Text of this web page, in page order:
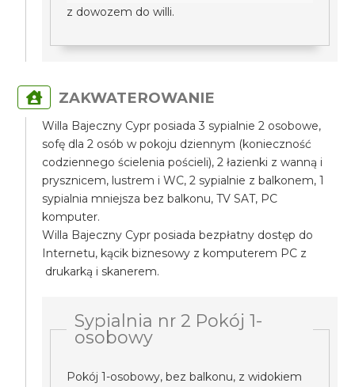
z dowozem do willi.
ZAKWATEROWANIE
Willa Bajeczny Cypr posiada 3 sypialnie 2 osobowe,
sofę dla 2 osób w pokoju dziennym (konieczność
codziennego ścielenia pościeli), 2 łazienki z wanną i
prysznicem, lustrem i WC, 2 sypialnie z balkonem, 1
sypialnia mniejsza bez balkonu, TV SAT, PC
komputer.
Willa Bajeczny Cypr posiada bezpłatny dostęp do
Internetu, kącik biznesowy z komputerem PC z
drukarką i skanerem.
Sypialnia nr 2 Pokój 1-
osobowy
Pokój 1-osobowy, bez balkonu, z widokiem